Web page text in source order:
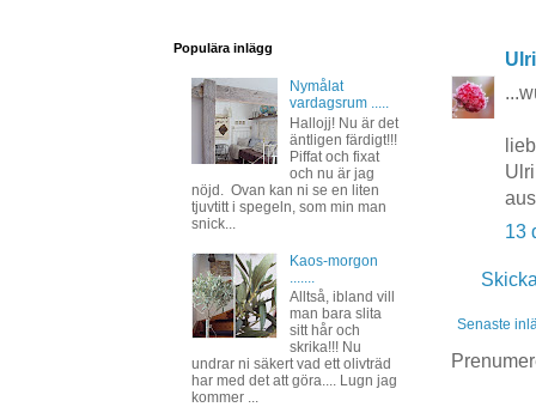
13
Senaste
Populära inlägg
Nymålat
vardagsrum .....
Hallojj! Nu är det
äntligen färdigt!!!
Piffat och fixat
och nu är jag
nöjd. Ovan kan ni se en liten
tjuvtitt i spegeln, som min man
snick...
Kaos-morgon
Alltså, ibland vill
man bara slita
sitt hår och
skrika!!! Nu
undrar ni säkert vad ett olivträd
har med det att göra.... Lugn jag
kommer ...